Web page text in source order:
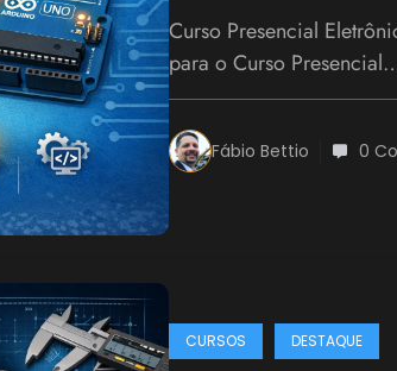
Curso Presencial
para o Curso
Fábio Bettio 0
CURSOS DESTAQUE